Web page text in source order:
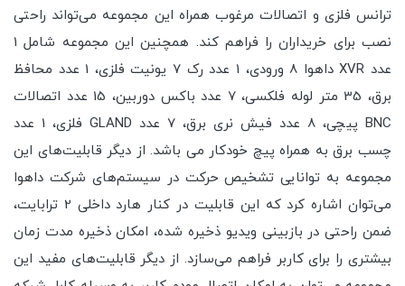
ترانس فلزی و اتصالات مرغوب همراه این مجموعه می‌تواند راحتی
نصب برای خریداران را فراهم کند. همچنین این مجموعه شامل 1
عدد XVR داهوا 8 ورودی، 1 عدد رک 7 یونیت فلزی، 1 عدد محافظ
برق، 35 متر لوله فلکسی، 7 عدد باکس دوربین، 15 عدد اتصالات
BNC پیچی، 8 عدد فیش نری برق، 7 عدد GLAND فلزی، 1 عدد
چسب برق به همراه پیچ خودکار می باشد. از دیگر قابلیت‌های این
مجموعه به توانایی تشخیص حرکت در سیستم‌های شرکت داهوا
می‌توان اشاره کرد که این قابلیت در کنار هارد داخلی 2 ترابایت،
ضمن راحتی در بازبینی ویدیو ذخیره شده، امکان ذخیره مدت زمان
بیشتری را برای کاربر فراهم می‌سازد. از دیگر قابلیت‌های مفید این